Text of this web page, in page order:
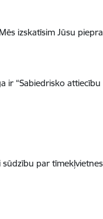
izskatīsim Jūsu
ir “Sabiedrisko attiecību
par